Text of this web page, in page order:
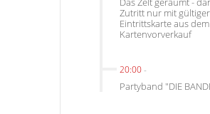
Zutritt nur mit gültiger
Eintrittskarte aus dem
Kartenvorverkauf
20:00-
Partyband "DIE